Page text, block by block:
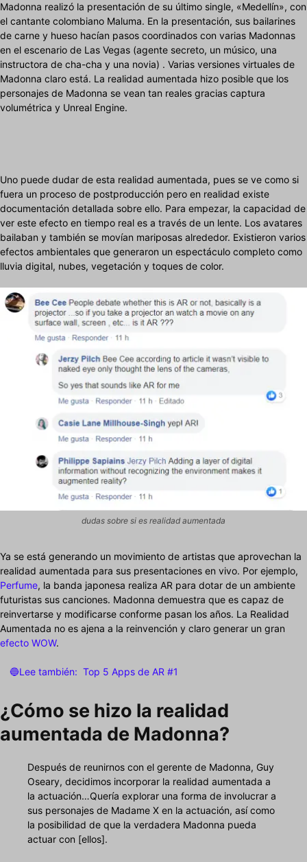
Madonna realizó la presentación de su último single, «Medellín», con
el cantante colombiano Maluma. En la presentación, sus bailarines
de carne y hueso hacían pasos coordinados con varias Madonnas
en el escenario de Las Vegas (agente secreto, un músico, una
instructora de cha-cha y una novia) . Varias versiones virtuales de
Madonna claro está. La realidad aumentada hizo posible que los
personajes de Madonna se vean tan reales gracias captura
volumétrica y Unreal Engine.
Uno puede dudar de esta realidad aumentada, pues se ve como si
fuera un proceso de postproducción pero en realidad existe
documentación detallada sobre ello. Para empezar, la capacidad de
ver este efecto en tiempo real es a través de un lente. Los avatares
bailaban y también se movían mariposas alrededor. Existieron varios
efectos ambientales que generaron un espectáculo completo como
lluvia digital, nubes, vegetación y toques de color.
dudas sobre si es realidad aumentada
Ya se está generando un movimiento de artistas que aprovechan la
realidad aumentada para sus presentaciones en vivo. Por ejemplo,
Perfume, la banda japonesa realiza AR para dotar de un ambiente
futuristas sus canciones. Madonna demuestra que es capaz de
reinvertarse y modificarse conforme pasan los años. La Realidad
Aumentada no es ajena a la reinvención y claro generar un gran
efecto WOW.
🔵Lee también: Top 5 Apps de AR #1
¿Cómo se hizo la realidad
aumentada de Madonna?
Después de reunirnos con el gerente de Madonna, Guy
Oseary, decidimos incorporar la realidad aumentada a
la actuación…Quería explorar una forma de involucrar a
sus personajes de Madame X en la actuación, así como
la posibilidad de que la verdadera Madonna pueda
actuar con [ellos].